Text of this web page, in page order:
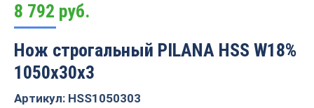
8 792 руб.
Нож строгальный PILANA HSS W18%
1050х30х3
Артикул: HSS1050303